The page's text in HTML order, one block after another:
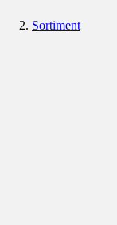
Sortiment